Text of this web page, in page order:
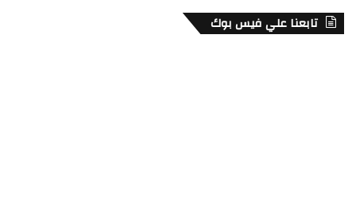
تابعنا علي فيس بوك